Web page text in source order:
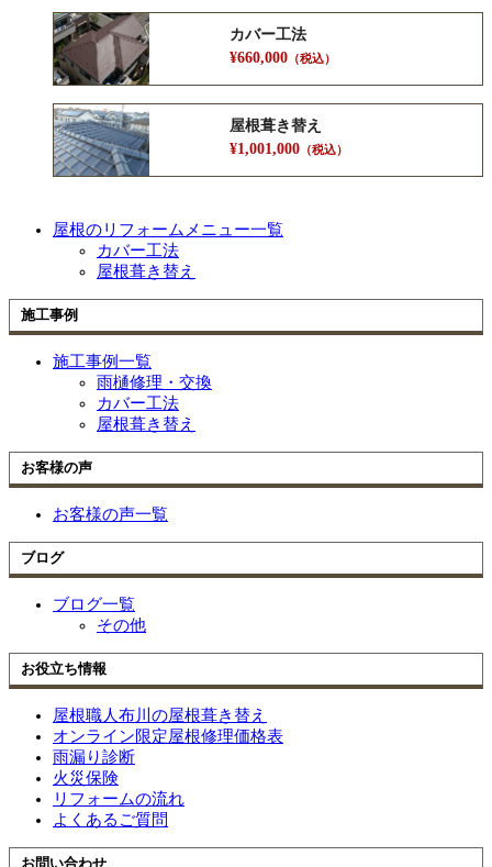
カバー工法
¥660,000（税込）
屋根葺き替え
¥1,001,000（税込）
屋根のリフォームメニュー一覧
カバー工法
屋根葺き替え
施工事例
施工事例一覧
雨樋修理・交換
カバー工法
屋根葺き替え
お客様の声
お客様の声一覧
ブログ
ブログ一覧
その他
お役立ち情報
屋根職人布川の屋根葺き替え
オンライン限定屋根修理価格表
雨漏り診断
火災保険
リフォームの流れ
よくあるご質問
お問い合わせ